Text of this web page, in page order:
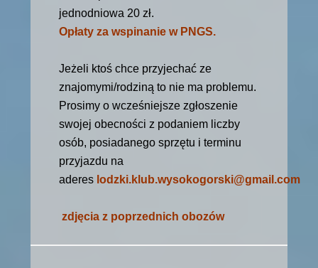
jednodniowa 20 zł.
Opłaty za wspinanie w PNGS.
Jeżeli ktoś chce przyjechać ze
znajomymi/rodziną to nie ma problemu.
Prosimy o wcześniejsze zgłoszenie
swojej obecności z podaniem liczby
osób, posiadanego sprzętu i terminu
przyjazdu na
aderes lodzki.klub.wysokogorski@gmail.com
zdjęcia z poprzednich obozów